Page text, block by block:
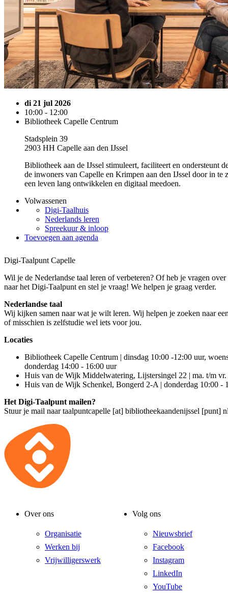
di 21 jul 2026
10:00 - 12:00
Bibliotheek Capelle Centrum
Stadsplein 39
2903 HH Capelle aan den IJssel
Bibliotheek aan de IJssel stimuleert, faciliteert en ondersteunt
de inwoners van Capelle en Krimpen aan den IJssel door in te
een leven lang ontwikkelen en digitaal meedoen.
Volwassenen
Digi-Taalhuis
Nederlands leren
Spreekuur & inloop
Toevoegen aan agenda
Digi-Taalpunt Capelle
Wil je de Nederlandse taal leren of verbeteren? Of heb je vragen
naar het Digi-Taalpunt en stel je vraag! We helpen je graag verder.
Nederlandse taal
Wij kijken samen naar wat je wilt leren. Wij helpen je zoeken naar
of misschien is zelfstudie wel iets voor jou.
Locaties
Bibliotheek Capelle Centrum | dinsdag 10:00 -12:00 uur,
donderdag 14:00 - 16:00 uur
Huis van de Wijk Middelwatering, Lijstersingel 22 | ma. t/m
Huis van de Wijk Schenkel, Bongerd 2-A | donderdag 10:00 -
Het Digi-Taalpunt mailen?
Stuur je mail naartaalpuntcapelle [at] bibliotheekaandenijssel [punt]
Over ons
Organisatie
Werken bij
Vrijwilligerswerk
Volg ons
Nieuwsbrief
Facebook
Instagram
LinkedIn
YouTube